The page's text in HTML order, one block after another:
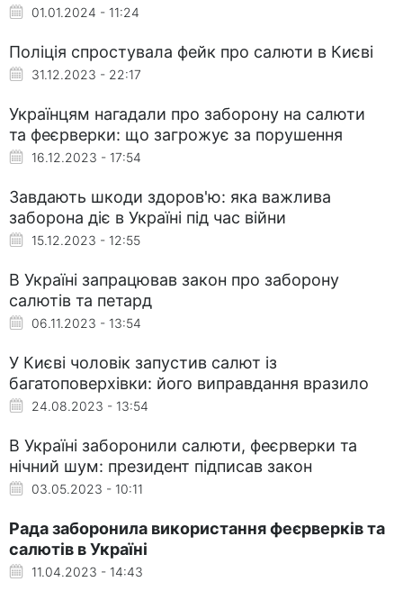
01.01.2024 - 11:24
Поліція спростувала фейк про салюти в Києві
31.12.2023 - 22:17
Українцям нагадали про заборону на салюти
та феєрверки: що загрожує за порушення
16.12.2023 - 17:54
Завдають шкоди здоров'ю: яка важлива
заборона діє в Україні під час війни
15.12.2023 - 12:55
В Україні запрацював закон про заборону
салютів та петард
06.11.2023 - 13:54
У Києві чоловік запустив салют із
багатоповерхівки: його виправдання вразило
24.08.2023 - 13:54
В Україні заборонили салюти, феєрверки та
нічний шум: президент підписав закон
03.05.2023 - 10:11
Рада заборонила використання феєрверків та
салютів в Україні
11.04.2023 - 14:43